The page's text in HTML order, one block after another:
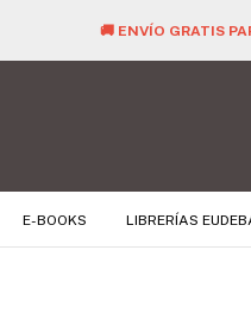
🚚 ENVÍO GRATIS
E-BOOKS LIBRERÍAS